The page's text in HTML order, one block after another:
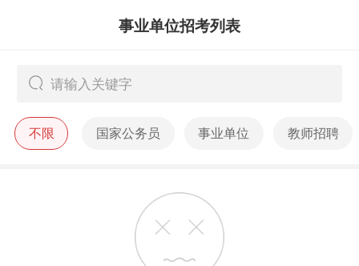
事业单位招考列表
不限 国家公务员 事业单位 教师招聘